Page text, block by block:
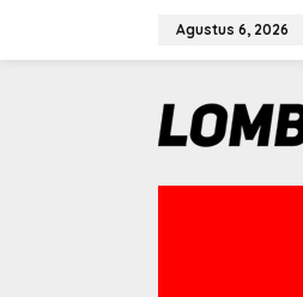
konten
Agustus 6, 2026